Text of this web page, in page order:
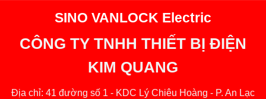
SINO VANLOCK Electric
CÔNG TY TNHH THIẾT BỊ ĐIỆN
KIM QUANG
Địa chỉ: 41 đường số 1 - KDC Lý Chiêu Hoàng - P. An Lạc